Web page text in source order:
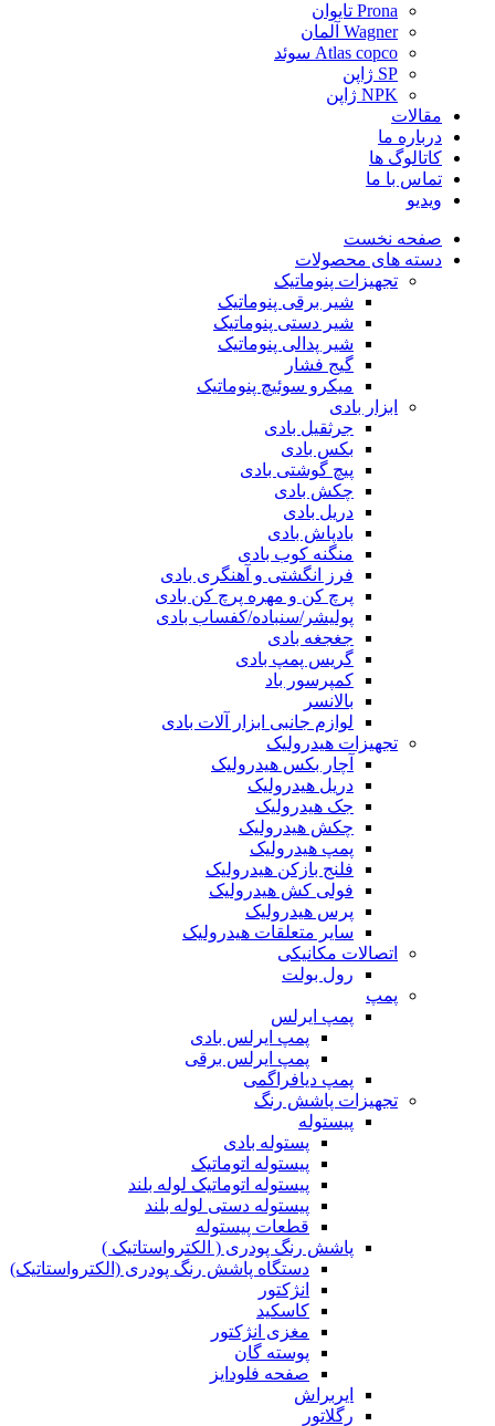
Prona تایوان
Wagner آلمان
Atlas copco سوئد
SP ژاپن
NPK ژاپن
مقالات
درباره ما
کاتالوگ ها
تماس با ما
ویدیو
صفحه نخست
دسته های محصولات
تجهیزات پنوماتیک
شیر برقی پنوماتیک
شیر دستی پنوماتیک
شیر پدالی پنوماتیک
گیج فشار
میکرو سوئیچ پنوماتیک
ابزار بادی
جرثقیل بادی
بکس بادی
پیچ گوشتی بادی
چکش بادی
دریل بادی
بادپاش بادی
منگنه کوب بادی
فرز انگشتی و آهنگری بادی
پرچ کن و مهره پرچ کن بادی
پولیشر/سنباده/کفساب بادی
جغجغه بادی
گریس پمپ بادی
کمپرسور باد
بالانسر
لوازم جانبی ابزار آلات بادی
تجهیزات هیدرولیک
آچار بکس هیدرولیک
دریل هیدرولیک
جک هیدرولیک
چکش هیدرولیک
پمپ هیدرولیک
فلنج بازکن هیدرولیک
فولی کش هیدرولیک
پرس هیدرولیک
سایر متعلقات هیدرولیک
اتصالات مکانیکی
رول بولت
پمپ
پمپ ایرلس
پمپ ایرلس بادی
پمپ ایرلس برقی
پمپ دیافراگمی
تجهیزات پاشش رنگ
پیستوله
پستوله بادی
پیستوله اتوماتیک
پیستوله اتوماتیک لوله بلند
پیستوله دستی لوله بلند
قطعات پیستوله
پاشش رنگ پودری ( الکترواستاتیک )
دستگاه پاشش رنگ پودری (الکترواستاتیک)
انژکتور
کاسکید
مغزی انژکتور
پوسته گان
صفحه فلودایز
ایربراش
رگلاتور